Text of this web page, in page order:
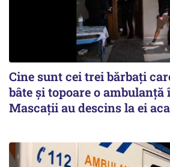
Cine sunt cei trei bărbați
bâte și topoare o ambulanță
Mascații au descins la ei